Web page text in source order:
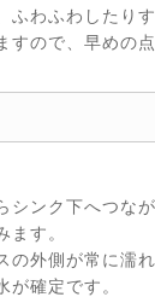
わふわしたり
ので、早めの
ンク下へつな
す。
外側が常に濡
確定です。